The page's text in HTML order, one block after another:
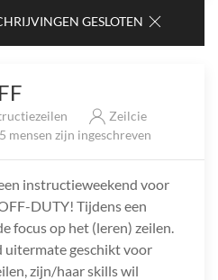
GESLOTEN
Zeilcie
5 mensen zijn ingeschreven
instructieweekend voor
DUTY! Tijdens een
focus op het (leren) zeilen.
uitermate geschikt voor
zijn/haar skills wil